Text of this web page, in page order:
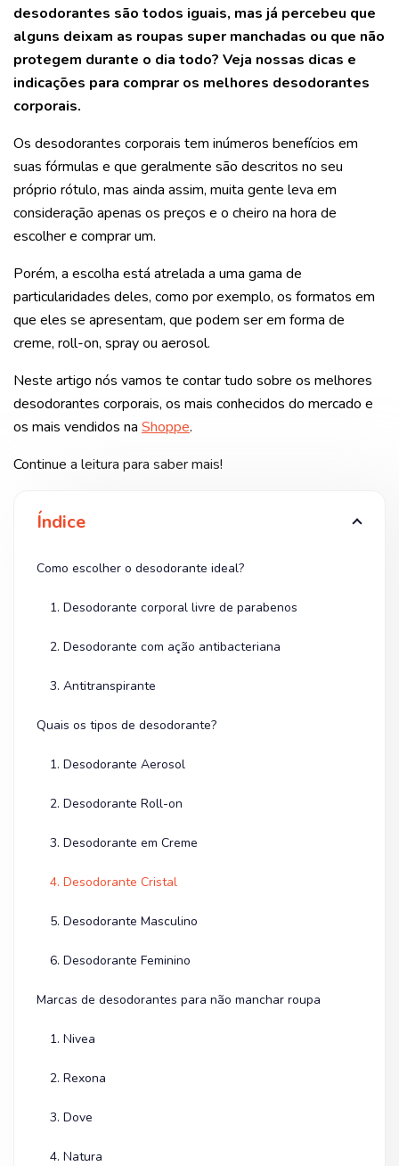
desodorantes são todos iguais, mas já percebeu que
alguns deixam as roupas super manchadas ou que não
protegem durante o dia todo? Veja nossas dicas e
indicações para comprar os melhores desodorantes
corporais.
Os desodorantes corporais tem inúmeros benefícios em
suas fórmulas e que geralmente são descritos no seu
próprio rótulo, mas ainda assim, muita gente leva em
consideração apenas os preços e o cheiro na hora de
escolher e comprar um.
Porém, a escolha está atrelada a uma gama de
particularidades deles, como por exemplo, os formatos em
que eles se apresentam, que podem ser em forma de
creme, roll-on, spray ou aerosol.
Neste artigo nós vamos te contar tudo sobre os melhores
desodorantes corporais, os mais conhecidos do mercado e
os mais vendidos na Shoppe.
Continue a leitura para saber mais!
Índice
Como escolher o desodorante ideal?
1. Desodorante corporal livre de parabenos
2. Desodorante com ação antibacteriana
3. Antitranspirante
Quais os tipos de desodorante?
1. Desodorante Aerosol
2. Desodorante Roll-on
3. Desodorante em Creme
4. Desodorante Cristal
5. Desodorante Masculino
6. Desodorante Feminino
Marcas de desodorantes para não manchar roupa
1. Nivea
2. Rexona
3. Dove
4. Natura